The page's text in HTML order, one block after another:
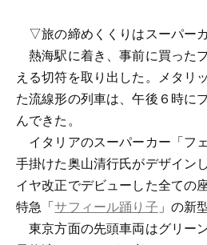
▽旅の締めくくりはスーパー
熱海駅に着き、事前に買った
える切符を取り出した。メタリ
た流線形の列車は、午後６時に
んできた。
イタリアのスーパーカー「フ
手掛けた奥山清行氏がデザイン
イヤ改正でデビューした全ての
特急「サフィール踊り子 」の新
東京方面の先頭車両はグリー